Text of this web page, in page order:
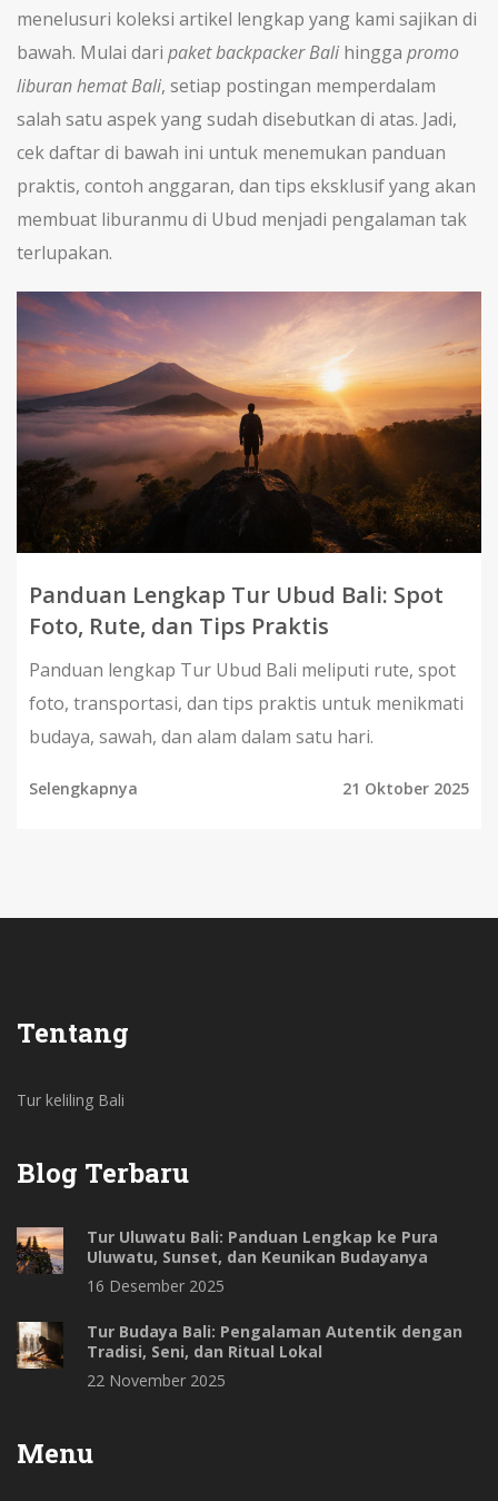
menelusuri koleksi artikel lengkap yang kami sajikan di
bawah. Mulai dari paket backpacker Bali hingga promo
liburan hemat Bali, setiap postingan memperdalam
salah satu aspek yang sudah disebutkan di atas. Jadi,
cek daftar di bawah ini untuk menemukan panduan
praktis, contoh anggaran, dan tips eksklusif yang akan
membuat liburanmu di Ubud menjadi pengalaman tak
terlupakan.
Panduan Lengkap Tur Ubud Bali: Spot
Foto, Rute, dan Tips Praktis
Panduan lengkap Tur Ubud Bali meliputi rute, spot
foto, transportasi, dan tips praktis untuk menikmati
budaya, sawah, dan alam dalam satu hari.
Selengkapnya 21 Oktober 2025
Tentang
Tur keliling Bali
Blog Terbaru
Tur Uluwatu Bali: Panduan Lengkap ke Pura
Uluwatu, Sunset, dan Keunikan Budayanya
16 Desember 2025
Tur Budaya Bali: Pengalaman Autentik dengan
Tradisi, Seni, dan Ritual Lokal
22 November 2025
Menu